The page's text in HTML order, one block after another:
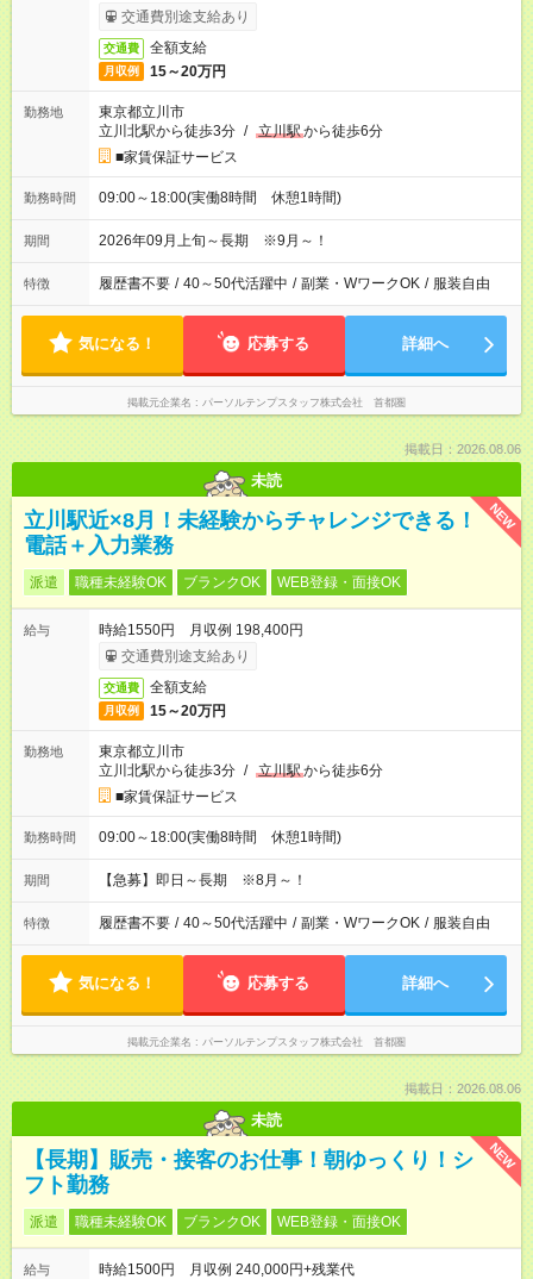
交通費別途支給あり
交通費 全額支給
月収例 15～20万円
勤務地
東京都立川市
立川北駅から徒歩3分 / 立川駅から徒歩6分
■家賃保証サービス
勤務時間 09:00～18:00(実働8時間 休憩1時間)
期間 2026年09月上旬～長期 ※9月～！
特徴 履歴書不要 / 40～50代活躍中 / 副業・WワークOK / 服装自由
気になる！ 応募する 詳細へ
掲載元企業名 パーソルテンプスタッフ株式会社 首都圏
掲載日：2026.08.06
未読
NEW
立川駅近×8月！未経験からチャレンジできる！
電話＋入力業務
派遣 職種未経験OK ブランクOK WEB登録・面接OK
給与
時給1550円 月収例 198,400円
交通費別途支給あり
交通費 全額支給
月収例 15～20万円
勤務地
東京都立川市
立川北駅から徒歩3分 / 立川駅から徒歩6分
■家賃保証サービス
勤務時間 09:00～18:00(実働8時間 休憩1時間)
期間 【急募】即日～長期 ※8月～！
特徴 履歴書不要 / 40～50代活躍中 / 副業・WワークOK / 服装自由
気になる！ 応募する 詳細へ
掲載元企業名 パーソルテンプスタッフ株式会社 首都圏
掲載日：2026.08.06
未読
NEW
【長期】販売・接客のお仕事！朝ゆっくり！シ
フト勤務
派遣 職種未経験OK ブランクOK WEB登録・面接OK
給与
時給1500円 月収例 240,000円+残業代